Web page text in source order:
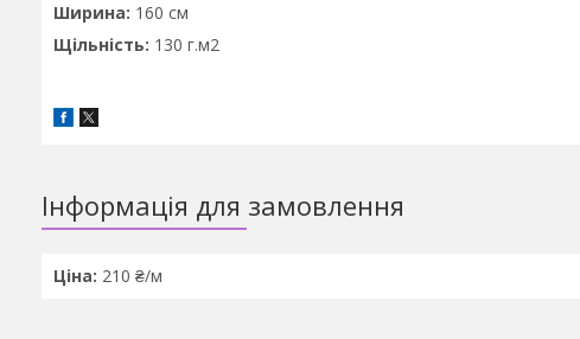
Ширина: 160 см
Щільність: 130 г.м2
Інформація для замовлення
Ціна: 210 ₴/м